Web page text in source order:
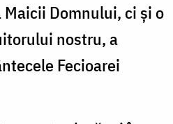
Domnului, ci și o
nostru, a
Fecioarei